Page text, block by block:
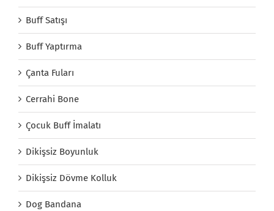
Buff Satışı
Buff Yaptırma
Çanta Fuları
Cerrahi Bone
Çocuk Buff İmalatı
Dikişsiz Boyunluk
Dikişsiz Dövme Kolluk
Dog Bandana